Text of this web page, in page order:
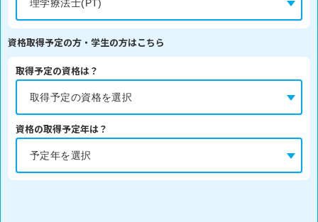
資格取得予定の方・学生の方はこちら
取得予定の資格は？
資格の取得予定年は？